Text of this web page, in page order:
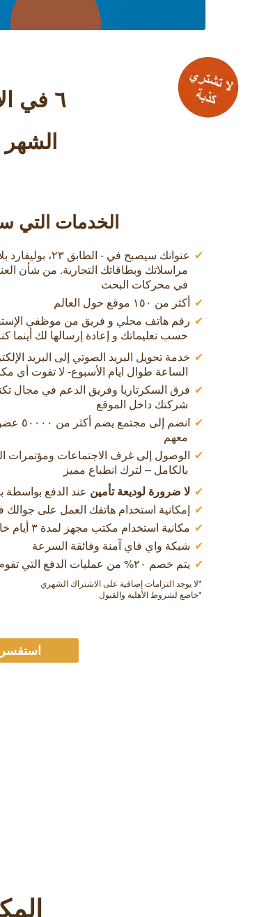
٦ في الإمارات وأكثر من ۱٥۰ عنوان حول العالم
الشهر
الخدمات التي
عنوانك سيصبح في -
مراسلاتك وبطاقاتك التجارية. من شأن
في محركات البحث
أكثر من ١٥٠ موقع حول العالم
رقم هاتف محلي و فريق من موظفي
حسب تعليماتك و إعادة إرسالها لك أينما
خدمة تحويل البريد الصوتي إلى البريد
الساعة طوال ايام الأسبوع- لا تفوت أي
فرق السكرتاريا وفريق الدعم في مجال
شركتك داخل الموقع
انضم
معهم
الوصول إلى غرف الاجتماعات ومؤتمرات
بالكامل – لترك انطباع مميز
لا ضرورة لوديعة تأمين عند الدفع بواسطة
إمكانية استخدام هاتفك العمل على
مكانية استخدام مكتب مجهز لمدة ٣ أيام خارج مدينتك الرئيسية
شبكة واي فاي آمنة وفائقة السرعة
يتم خصم ٢٠% من عمليات الدفع التي تقوم بها عند الترقيـة إلى مكتب مجهز
*لا يوجد التزامات إضافية على الاشتراك الشهري
*خاضع لشروط الأهلية والقبول
استفسر